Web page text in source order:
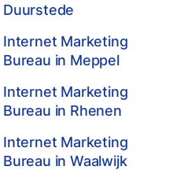
Duurstede
Internet Marketing
Bureau in Meppel
Internet Marketing
Bureau in Rhenen
Internet Marketing
Bureau in Waalwijk